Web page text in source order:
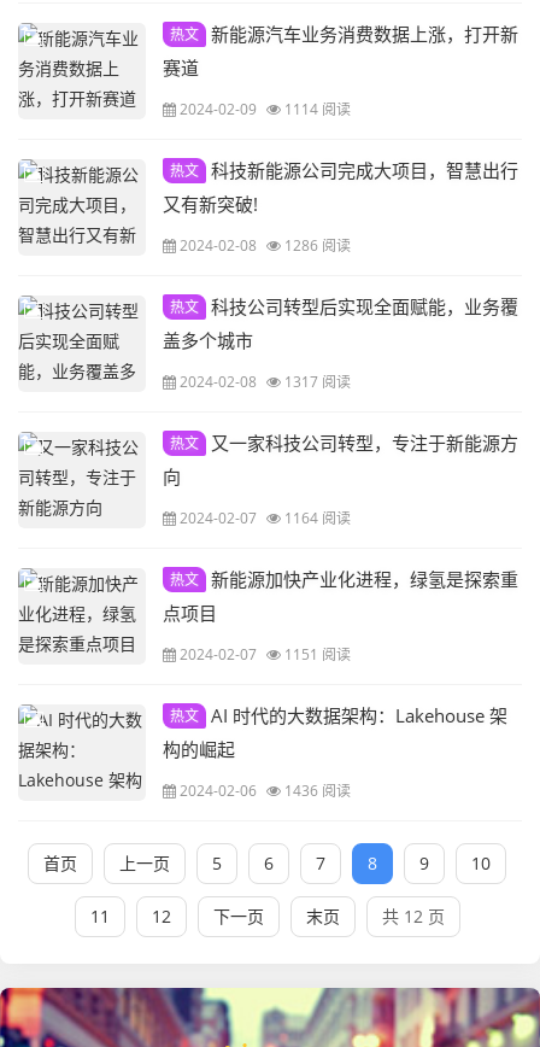
热文 新能源汽车业务消费数据上涨，打开新
赛道
2024-02-09 1114 阅读
热文 科技新能源公司完成大项目，智慧出行
又有新突破!
2024-02-08 1286 阅读
热文 科技公司转型后实现全面赋能，业务覆
盖多个城市
2024-02-08 1317 阅读
热文
又一家科技公司转型，专注于新能源方
向
2024-02-07 1164 阅读
热文 新能源加快产业化进程，绿氢是探索重
点项目
2024-02-07 1151 阅读
热文 AI 时代的大数据架构：Lakehouse 架
构的崛起
2024-02-06 1436 阅读
首页 上一页 5 6 7 8 9 10
11 12 下一页 末页 共 12 页